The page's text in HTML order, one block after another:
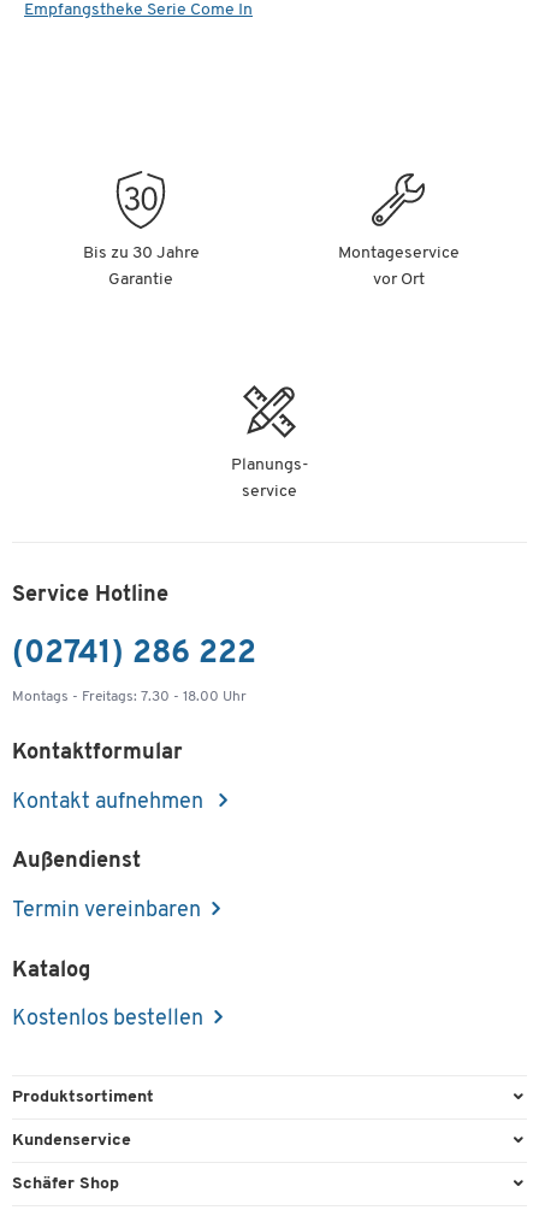
Empfangstheke Serie Come In
Bis zu 30 Jahre
Garantie
Montageservice
vor Ort
Planungs-
service
Service Hotline
(02741) 286 222
Montags - Freitags: 7.30 - 18.00 Uhr
Kontaktformular
Kontakt aufnehmen
Außendienst
Termin vereinbaren
Katalog
Kostenlos bestellen
Produktsortiment
Büroausstattung
Kundenservice
Direktbestellung
Schäfer Shop